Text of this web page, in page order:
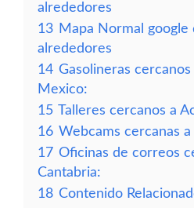
alrededores
13 Mapa Normal google
alrededores
14 Gasolineras
Mexico:
15 Talleres cercanos a
16 Webcams cercanas
17 Oficinas de correos
Cantabria:
18 Contenido